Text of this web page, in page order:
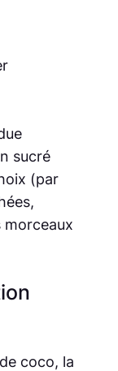
sucré
(par
coco, la